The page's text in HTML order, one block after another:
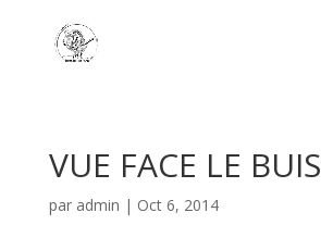
VUE FACE LE BUIS
par admin | Oct 6, 2014